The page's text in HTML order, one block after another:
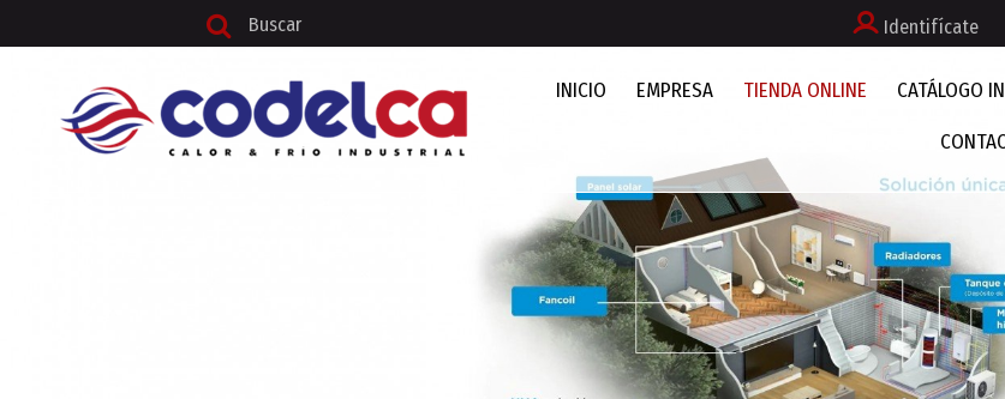
INICIO EMPRESA TIENDA ONLINE CATÁLOGO
Identifícate